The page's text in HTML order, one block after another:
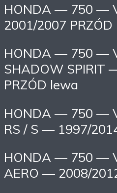
HONDA — 750 —
2001/2007 PRZÓD
HONDA — 750 —
SHADOW SPIRIT
PRZÓD lewa
HONDA — 750 —
RS / S — 1997/
HONDA — 750 —
AERO — 2008/